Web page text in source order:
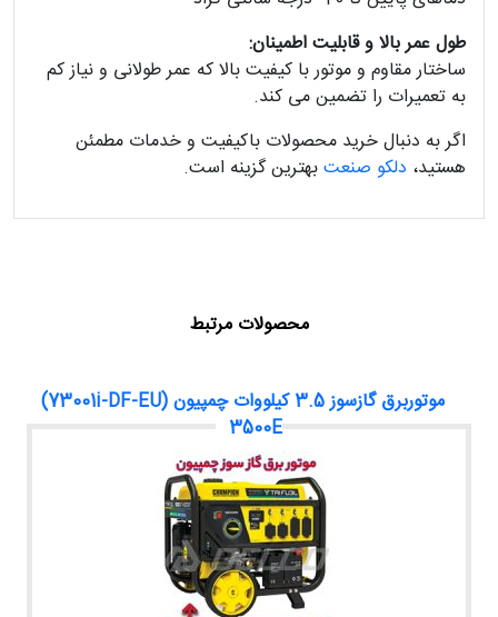
طول عمر بالا و قابلیت اطمینان:
ساختار مقاوم و موتور با کیفیت بالا که عمر طولانی و نیاز کم
به تعمیرات را تضمین می‌ کند.
اگر به دنبال خرید محصولات باکیفیت و خدمات مطمئن
هستید، دلکو صنعتبهترین گزینه است.
محصولات مرتبط
موتوربرق گازسوز 3.5 کیلووات چمپیون (73001i-DF-EU)
3500E